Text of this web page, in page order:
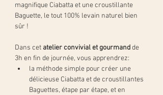
magnifique Ciabatta et une croustillante
Baguette, le tout 100% levain naturel bien
sûr !
Dans cet atelier convivial et gourmand de
3h en fin de journée, vous apprendrez:
la méthode simple pour créer une
délicieuse Ciabatta et de croustillantes
Baguettes, étape par étape, et en